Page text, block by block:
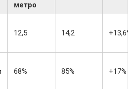
метро
12,5 14,2 +13,6%
68% 85% +17%